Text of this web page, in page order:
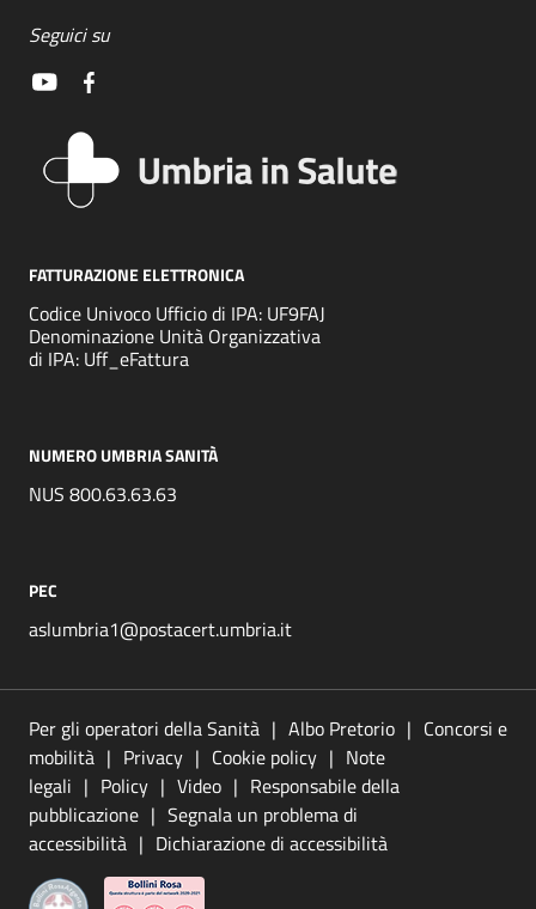
Seguici su
FATTURAZIONE ELETTRONICA
Codice Univoco Ufficio di IPA: UF9FAJ
Denominazione Unità Organizzativa
di IPA: Uff_eFattura
NUMERO UMBRIA SANITÀ
NUS 800.63.63.63
PEC
aslumbria1@postacert.umbria.it
Per gli operatori della Sanità Albo Pretorio
Concorsi e
mobilità
Privacy Cookie policy
Note
legali
Policy Video
Responsabile della
pubblicazione
Segnala un problema di
accessibilità
Dichiarazione di accessibilità